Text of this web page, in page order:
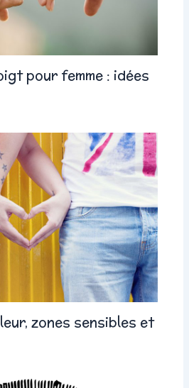
pour femme : idées
zones sensibles et